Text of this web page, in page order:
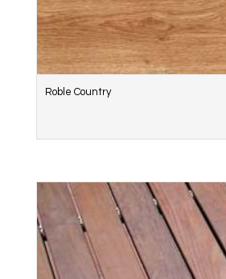
Roble Country